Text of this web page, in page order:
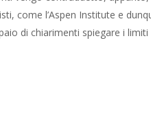
come l’Aspen Institute e
di chiarimenti spiegare i